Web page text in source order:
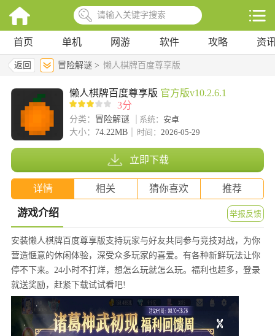
首页 单机 网游 软件 攻略 资
返回 冒险解谜 > 懒人棋牌百度尊享版
懒人棋牌百度尊享版 官方版v10.2.6.1
3分
分类： 冒险解谜 系统： 安卓
大小： 74.22MB 时间： 2026-05-29
立即下载
详情 相关 猜你喜欢 推荐
游戏介绍 举报反馈
安装懒人棋牌百度尊享版支持玩家与好友共同参与竞技对战，为你
营造惬意的休闲体验，深受众多玩家的喜爱。有各种新鲜玩法让你
停不下来。24小时不打烊，想怎么玩就怎么玩。福利也超多，登录
就送奖励，赶紧下载试试看吧!